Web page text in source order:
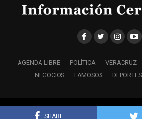
SHARE
AGENDA LIBRE POLÍTICA VERACRUZ
NEGOCIOS
FAMOSOS DEPORTES
Copyright © 2021 Firmas.Mx •